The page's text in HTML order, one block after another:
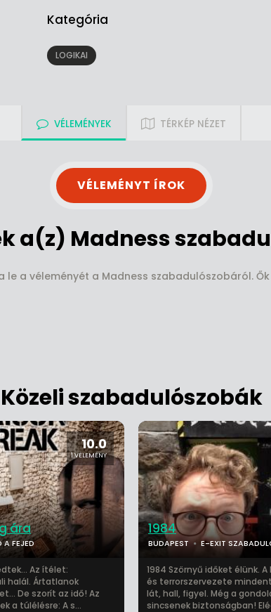
Kategória
LOGIKAI
VÉLEMÉNYEK TÉRKÉP NÉZET
VÉLEMÉNYT ÍROK
a(z) Madness
le a véleményét a Madness szabadulószobáról.
Közeli szabadulószobák
10.0
1 VÉLEMÉNY
ára
A FEJED
​Az ítélet:
halál. Ártatlanok
De szorít az idő! Az
a túlélésre: A s...
1984
BUDAPEST E-EXIT
1984 Szörnyű időket élünk.
és terrorszervezete
lát, hall, figyel. Még a
sincsenek biztonságban!